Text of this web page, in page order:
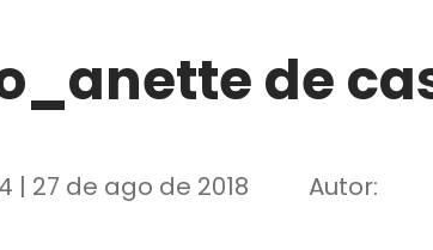
de
| 27 de ago de 2018 Autor: